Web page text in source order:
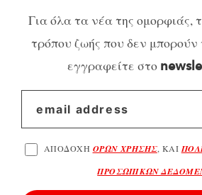
Για όλα τα νέα της ομορφιάς,
τρόπου ζωής που δεν μπορούν
εγγραφείτε στο
ΑΠΟΔΟΧΗ ΟΡΩΝ ΧΡΗΣΗΣ, ΚΑΙ
ΠΡΟΣΩΠΙΚΩΝ